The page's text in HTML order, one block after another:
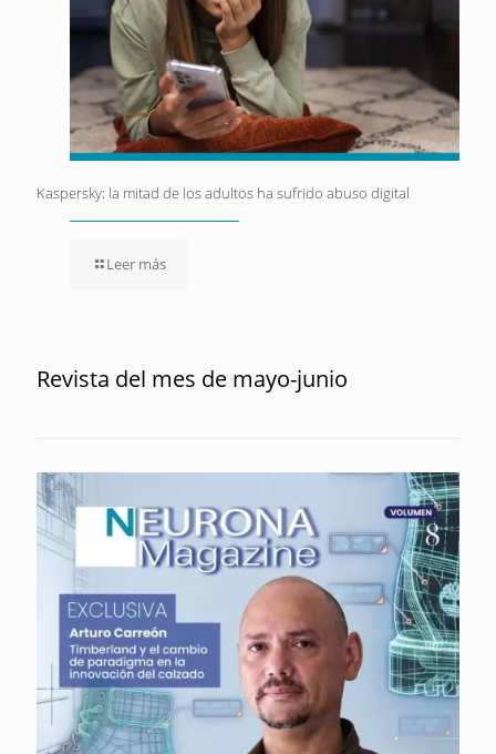
Kaspersky: la mitad de los adultos ha sufrido abuso digital
Leer más
Revista del mes de mayo-junio